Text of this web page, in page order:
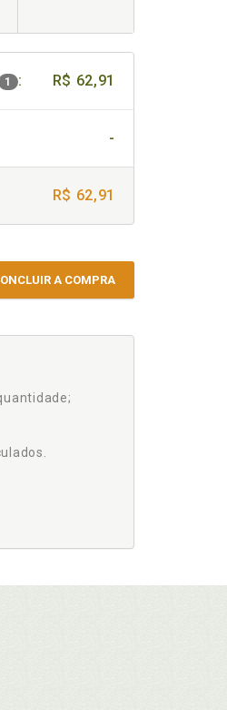
1 : R$ 62,91
-
R$ 62,91
A COMPRA